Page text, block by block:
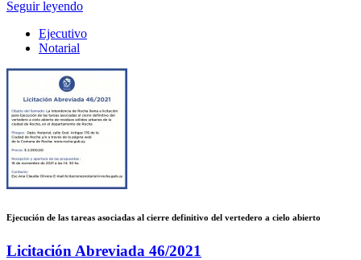
Seguir leyendo
Ejecutivo
Notarial
Ejecución de las tareas asociadas al cierre definitivo del vertedero a cielo abierto
Licitación Abreviada 46/2021